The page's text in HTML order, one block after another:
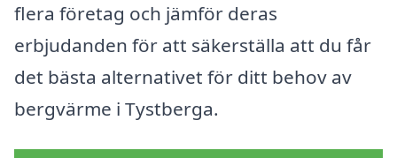
flera företag och jämför deras
erbjudanden för att säkerställa att du får
det bästa alternativet för ditt behov av
bergvärme i Tystberga.